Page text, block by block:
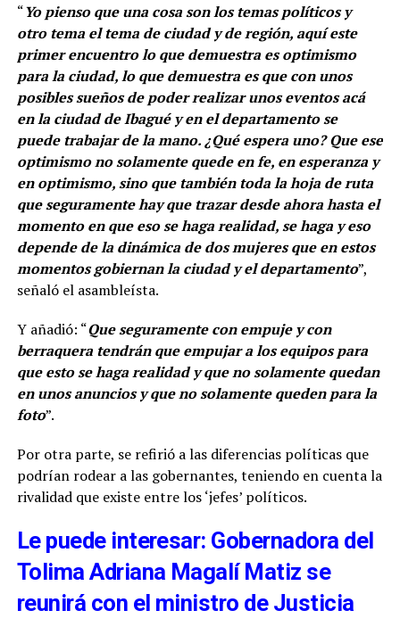
“Yo pienso que una cosa son los temas políticos y
otro tema el tema de ciudad y de región, aquí este
primer encuentro lo que demuestra es optimismo
para la ciudad, lo que demuestra es que con unos
posibles sueños de poder realizar unos eventos acá
en la ciudad de Ibagué y en el departamento se
puede trabajar de la mano. ¿Qué espera uno? Que ese
optimismo no solamente quede en fe, en esperanza y
en optimismo, sino que también toda la hoja de ruta
que seguramente hay que trazar desde ahora hasta el
momento en que eso se haga realidad, se haga y eso
depende de la dinámica de dos mujeres que en estos
momentos gobiernan la ciudad y el departamento”,
señaló el asambleísta.
Y añadió: “Que seguramente con empuje y con
berraquera tendrán que empujar a los equipos para
que esto se haga realidad y que no solamente quedan
en unos anuncios y que no solamente queden para la
foto”.
Por otra parte, se refirió a las diferencias políticas que
podrían rodear a las gobernantes, teniendo en cuenta la
rivalidad que existe entre los ‘jefes’ políticos.
Le puede interesar: Gobernadora del
Tolima Adriana Magalí Matiz se
reunirá con el ministro de Justicia